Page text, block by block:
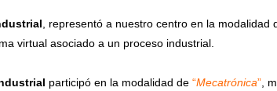
, representó a nuestro centro en la modalidad
virtual asociado a un proceso industrial.
participó en la modalidad de “Mecatrónica”,